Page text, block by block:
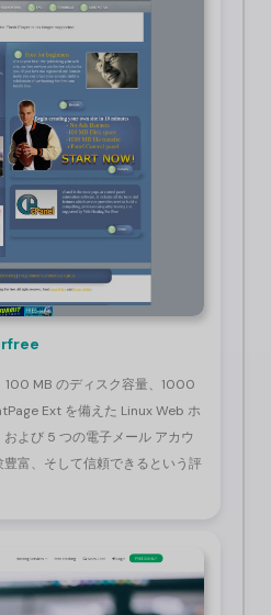
MB のディスク容量、1000
Ext を備えた Linux Web ホ
よび 5 つの電子メール アカウ
富、そして信頼できるという評